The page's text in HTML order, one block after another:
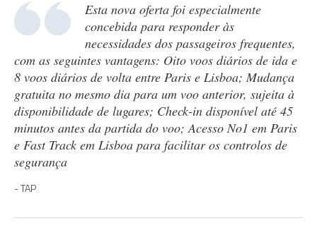
Esta nova oferta foi especialmente
concebida para responder às
necessidades dos passageiros frequentes,
com as seguintes vantagens: Oito voos diários de ida e
8 voos diários de volta entre Paris e Lisboa; Mudança
gratuita no mesmo dia para um voo anterior, sujeita à
disponibilidade de lugares; Check-in disponível até 45
minutos antes da partida do voo; Acesso No1 em Paris
e Fast Track em Lisboa para facilitar os controlos de
segurança
TAP